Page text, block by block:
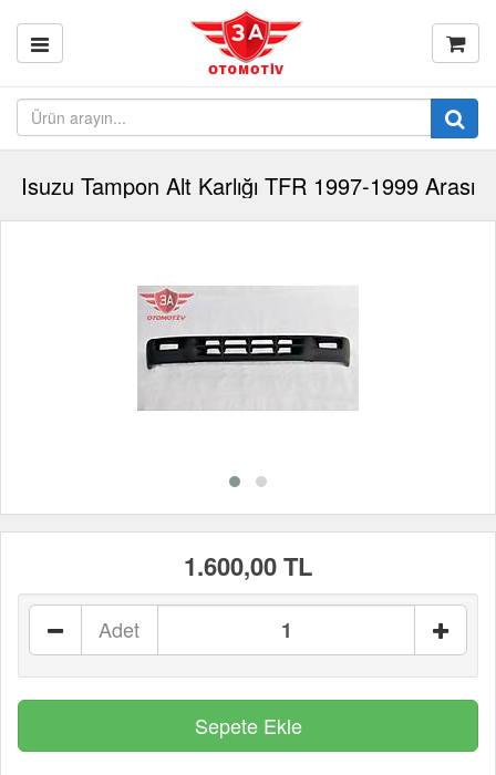
Isuzu Tampon Alt Karlığı TFR 1997-1999 Arası
1.600,00 TL
Adet